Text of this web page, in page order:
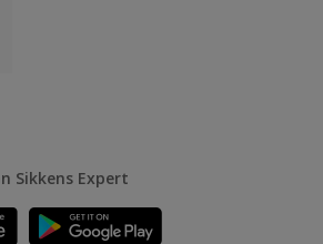
Sikkens Expert